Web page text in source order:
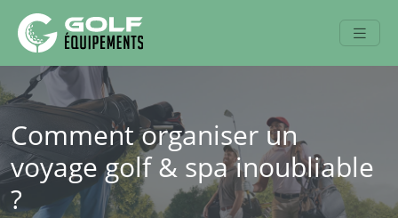
Comment organiser un
voyage golf & spa inoubliable
?